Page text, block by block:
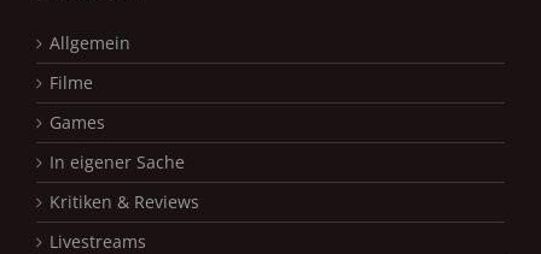
Allgemein
Filme
Games
In eigener Sache
Kritiken & Reviews
Livestreams